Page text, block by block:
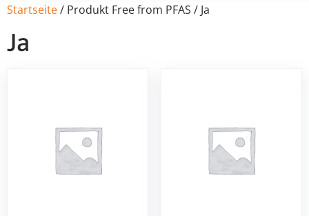
Startseite/ Produkt Free from PFAS / Ja
Ja